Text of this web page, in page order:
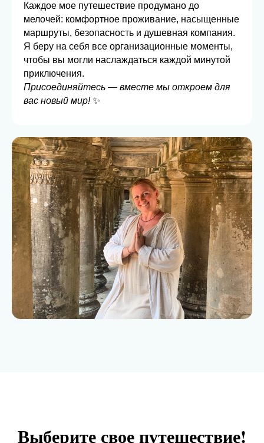
Каждое мое путешествие продумано до
мелочей: комфортное проживание, насыщенные
маршруты, безопасность и душевная компания.
Я беру на себя все организационные моменты,
чтобы вы могли наслаждаться каждой минутой
приключения.
Присоединяйтесь — вместе мы откроем для
вас новый мир!✨
Выберите свое путешествие!